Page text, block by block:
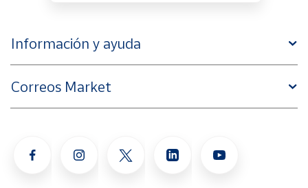
Información y ayuda
Correos Market